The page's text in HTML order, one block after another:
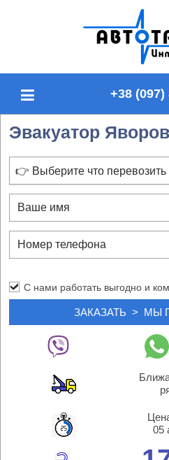
+38 (097)
Эвакуатор Яворов
👉 Выберите что перевозить
С нами работать выгодно и
05